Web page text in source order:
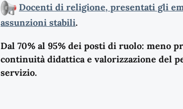
Docenti di religione, presentati gli
assunzioni stabili.
Dal 70% al 95% dei posti di ruolo: meno
continuità didattica e valorizzazione del
servizio.